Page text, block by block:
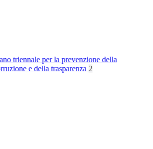
triennale per la prevenzione della
e della trasparenza 2